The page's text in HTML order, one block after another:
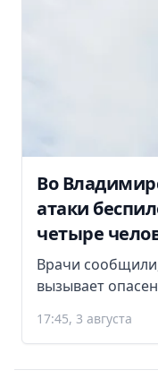
Во
атаки
четыре
Врачи
вызывает
17:45, 3 августа